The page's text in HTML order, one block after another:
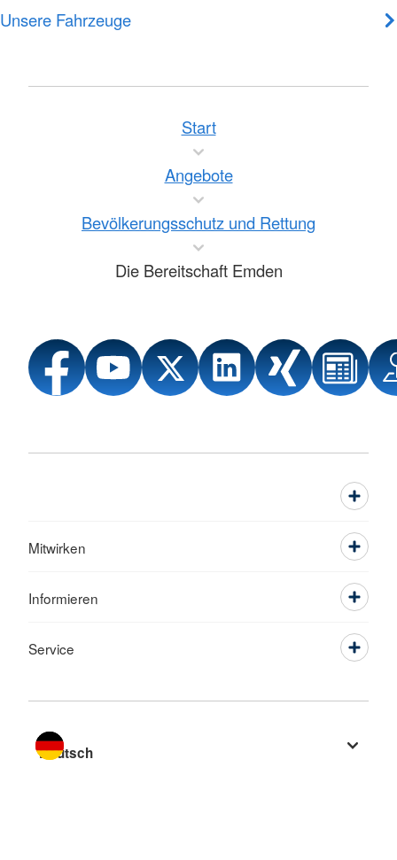
Unsere Fahrzeuge
Start
Angebote
Bevölkerungsschutz und Rettung
Die Bereitschaft Emden
Mitwirken
Informieren
Service
Sprache wechseln zu